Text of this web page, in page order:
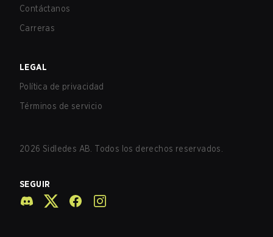
Contáctanos
Carreras
LEGAL
Política de privacidad
Términos de servicio
2026 Sidledes AB. Todos los derechos reservados.
SEGUIR